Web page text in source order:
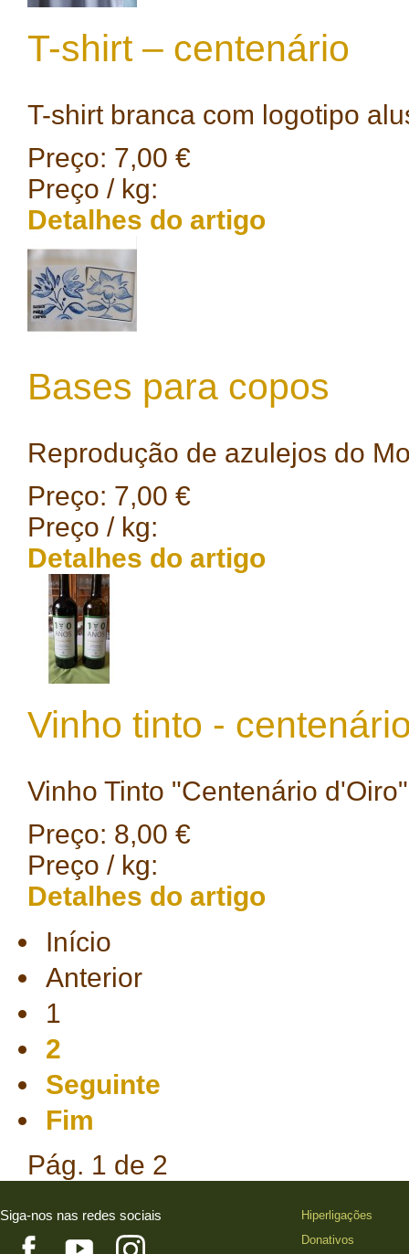
T-shirt – centenário
T-shirt branca com logotipo
Preço: 7,00 €
Preço / kg:
Detalhes do artigo
Bases para copos
Reprodução de azulejos do
Preço: 7,00 €
Preço / kg:
Detalhes do artigo
Vinho tinto -
Vinho Tinto "Centenário
Preço: 8,00 €
Preço / kg:
Detalhes do artigo
Início
Anterior
1
2
Seguinte
Fim
Pág. 1 de 2
Siga-nos nas redes sociais
Hiperligações
Donativos